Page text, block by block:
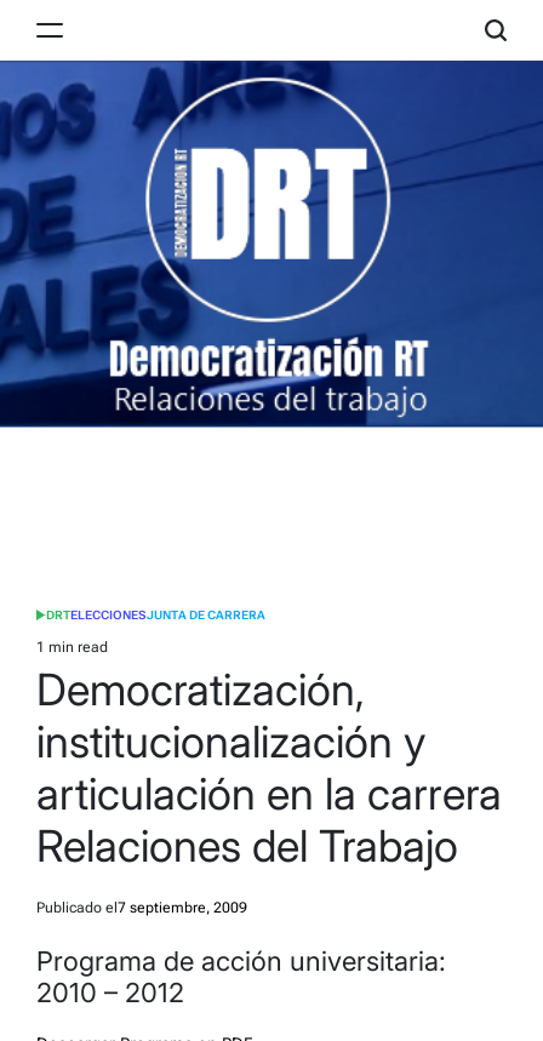
RT
POSTED
IN
DRTELECCIONESJUNTA DE CARRERA
Estimated
read
time
1 min read
Democratización,
institucionalización y
articulación en la carrera
Relaciones del Trabajo
Publicado el 7 septiembre, 2009
Programa de acción universitaria:
2010 – 2012